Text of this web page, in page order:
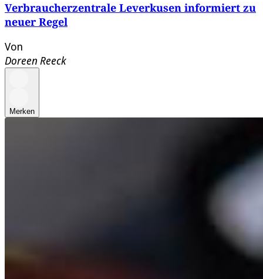
Verbraucherzentrale Leverkusen informiert zu
neuer Regel
Von
Doreen Reeck
Merken